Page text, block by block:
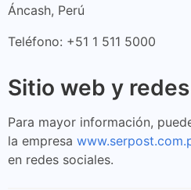
Áncash, Perú
Teléfono: +51 1 511 5000
Sitio web y
Para mayor información,
la empresa
en redes sociales.